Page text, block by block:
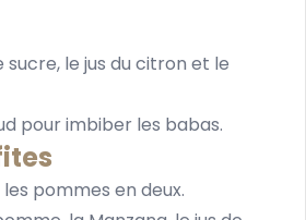
sucre, le jus du citron et le
pour imbiber les babas.
pommes en deux.